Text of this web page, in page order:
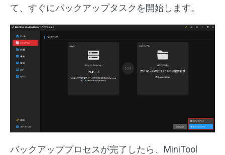
て、すぐにバックアップタスクを開始します。
バックアッププロセスが完了したら、MiniTool